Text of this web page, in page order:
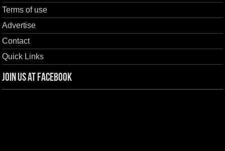
Terms of use
Advertise
Contact
Quick Links
Join us at Facebook